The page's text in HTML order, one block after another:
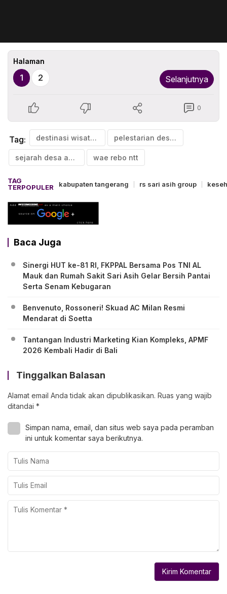
Halaman
1 2 Selanjutnya
0
Tag: destinasi wisata mirip wae rebo pelestarian desa adat di indonesia
sejarah desa adat matabesi belu wae rebo ntt
TAG
TERPOPULER
kabupaten tangerang rs sari asih group
Baca Juga
Sinergi HUT ke-81 RI, FKPPAL Bersama Pos TNI AL
Mauk dan Rumah Sakit Sari Asih Gelar Bersih Pantai
Serta Senam Kebugaran
Benvenuto, Rossoneri! Skuad AC Milan Resmi
Mendarat di Soetta
Tantangan Industri Marketing Kian Kompleks, APMF
2026 Kembali Hadir di Bali
Tinggalkan Balasan
Alamat email Anda tidak akan dipublikasikan. Ruas yang wajib
ditandai *
Simpan nama, email, dan situs web saya pada peramban
ini untuk komentar saya berikutnya.